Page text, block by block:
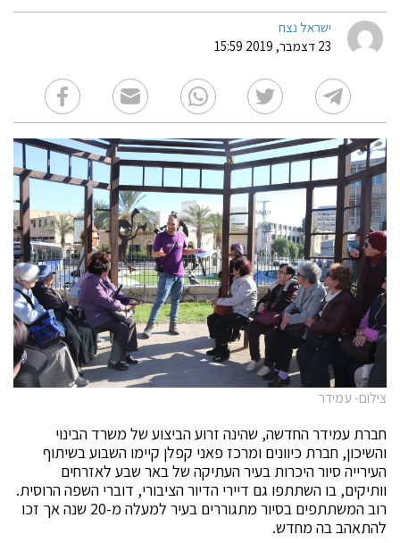
ישראל נצח
23 דצמבר, 2019 15:59
צילום- עמידר
חברת עמידר החדשה, שהינה זרוע הביצוע של משרד הבינוי
והשיכון, חברת כיוונים ומרכז פאני קפלן קיימו השבוע בשיתוף
העירייה סיור היכרות בעיר העתיקה של באר שבע לאזרחים
וותיקים, בו השתתפו גם דיירי הדיור הציבורי, דוברי השפה הרוסית.
רוב המשתתפים בסיור מתגוררים בעיר למעלה מ-20 שנה אך זכו
להתאהב בה מחדש.